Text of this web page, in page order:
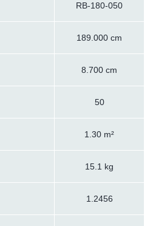
RB-180-050
189.000 cm
8.700 cm
50
1.30 m²
15.1 kg
1.2456